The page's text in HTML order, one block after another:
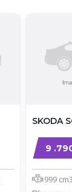
9
SKODA
999 cm3